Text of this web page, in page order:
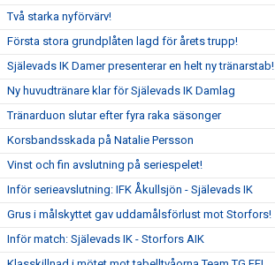
Två starka nyförvärv!
Första stora grundplåten lagd för årets trupp!
Själevads IK Damer presenterar en helt ny tränarstab!
Ny huvudtränare klar för Själevads IK Damlag
Tränarduon slutar efter fyra raka säsonger
Korsbandsskada på Natalie Persson
Vinst och fin avslutning på seriespelet!
Inför serieavslutning: IFK Åkullsjön - Själevads IK
Grus i målskyttet gav uddamålsförlust mot Storfors!
Inför match: Själevads IK - Storfors AIK